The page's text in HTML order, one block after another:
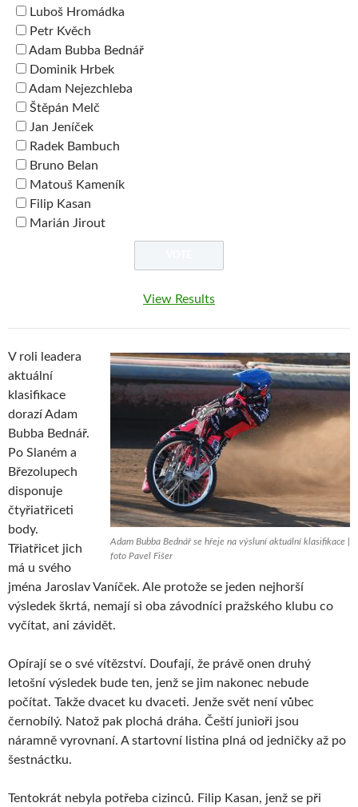
Luboš Hromádka
Petr Kvěch
Adam Bubba Bednář
Dominik Hrbek
Adam Nejezchleba
Štěpán Melč
Jan Jeníček
Radek Bambuch
Bruno Belan
Matouš Kameník
Filip Kasan
Marián Jirout
View Results
Adam Bubba Bednář se hřeje na výsluní aktuální klasifikace |
foto Pavel Fišer
V roli leadera
aktuální
klasifikace
dorazí Adam
Bubba Bednář.
Po Slaném a
Březolupech
disponuje
čtyřiatřiceti
body.
Třiatřicet jich
má u svého
jména Jaroslav Vaníček. Ale protože se jeden nejhorší
výsledek škrtá, nemají si oba závodníci pražského klubu co
vyčítat, ani závidět.
Opírají se o své vítězství. Doufají, že právě onen druhý
letošní výsledek bude ten, jenž se jim nakonec nebude
počítat. Takže dvacet ku dvaceti. Jenže svět není vůbec
černobílý. Natož pak plochá dráha. Čeští junioři jsou
náramně vyrovnaní. A startovní listina plná od jedničky až po
šestnáctku.
Tentokrát nebyla potřeba cizinců. Filip Kasan, jenž se při